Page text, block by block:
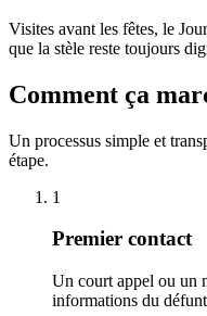
Visites avant les fêtes, le
que la stèle reste toujours
Comment ça
Un processus simple et
étape.
1
Premier contact
Un court appel ou un
informations du